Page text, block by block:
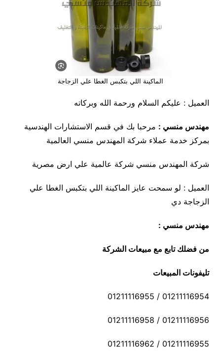
الماكينة اللي بتكبس الغطا علي الزجاجة
العميل : عليكم السلام ورحمة الله وبركاته
مهندس منسي : مرحبا بك في قسم الاستشارات الهندسية
بمركز خدمة عملاء شركة المهندس منسي العالمية
شركة المهندس منسي شركة عالمية علي ارض مصرية
العميل : لو سمحت عايز الماكينة اللي بتكبس الغطا علي
الزجاجة دي
مهندس منسي :
من فضلك تابع مع مبيعات الشركة
تليفونات المبيعات
01211116954 / 01211116955
01211116956 / 01211116958
01211116955 / 01211116962